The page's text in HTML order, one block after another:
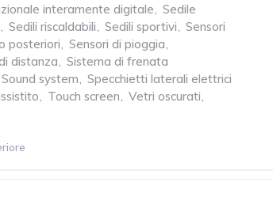
interamente digitale, Sedile
, Sedili riscaldabili, Sedili sportivi, Sensori
posteriori, Sensori di pioggia,
distanza, Sistema di frenata
Sound system, Specchietti laterali elettrici
, Touch screen, Vetri oscurati,